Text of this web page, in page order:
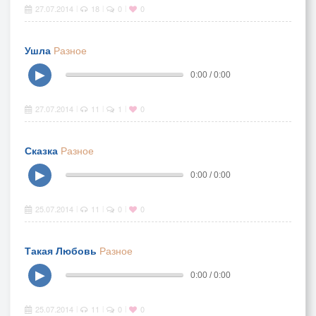
27.07.2014 18 0 0
Ушла Разное
▶
0:00 / 0:00
27.07.2014 11 1 0
Сказка Разное
▶
0:00 / 0:00
25.07.2014 11 0 0
Такая Любовь Разное
▶
0:00 / 0:00
25.07.2014 11 0 0